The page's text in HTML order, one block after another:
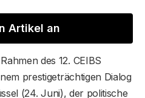
Artikel an
des 12. CEIBS
prestigeträchtigen Dialog
(24. Juni), der politische